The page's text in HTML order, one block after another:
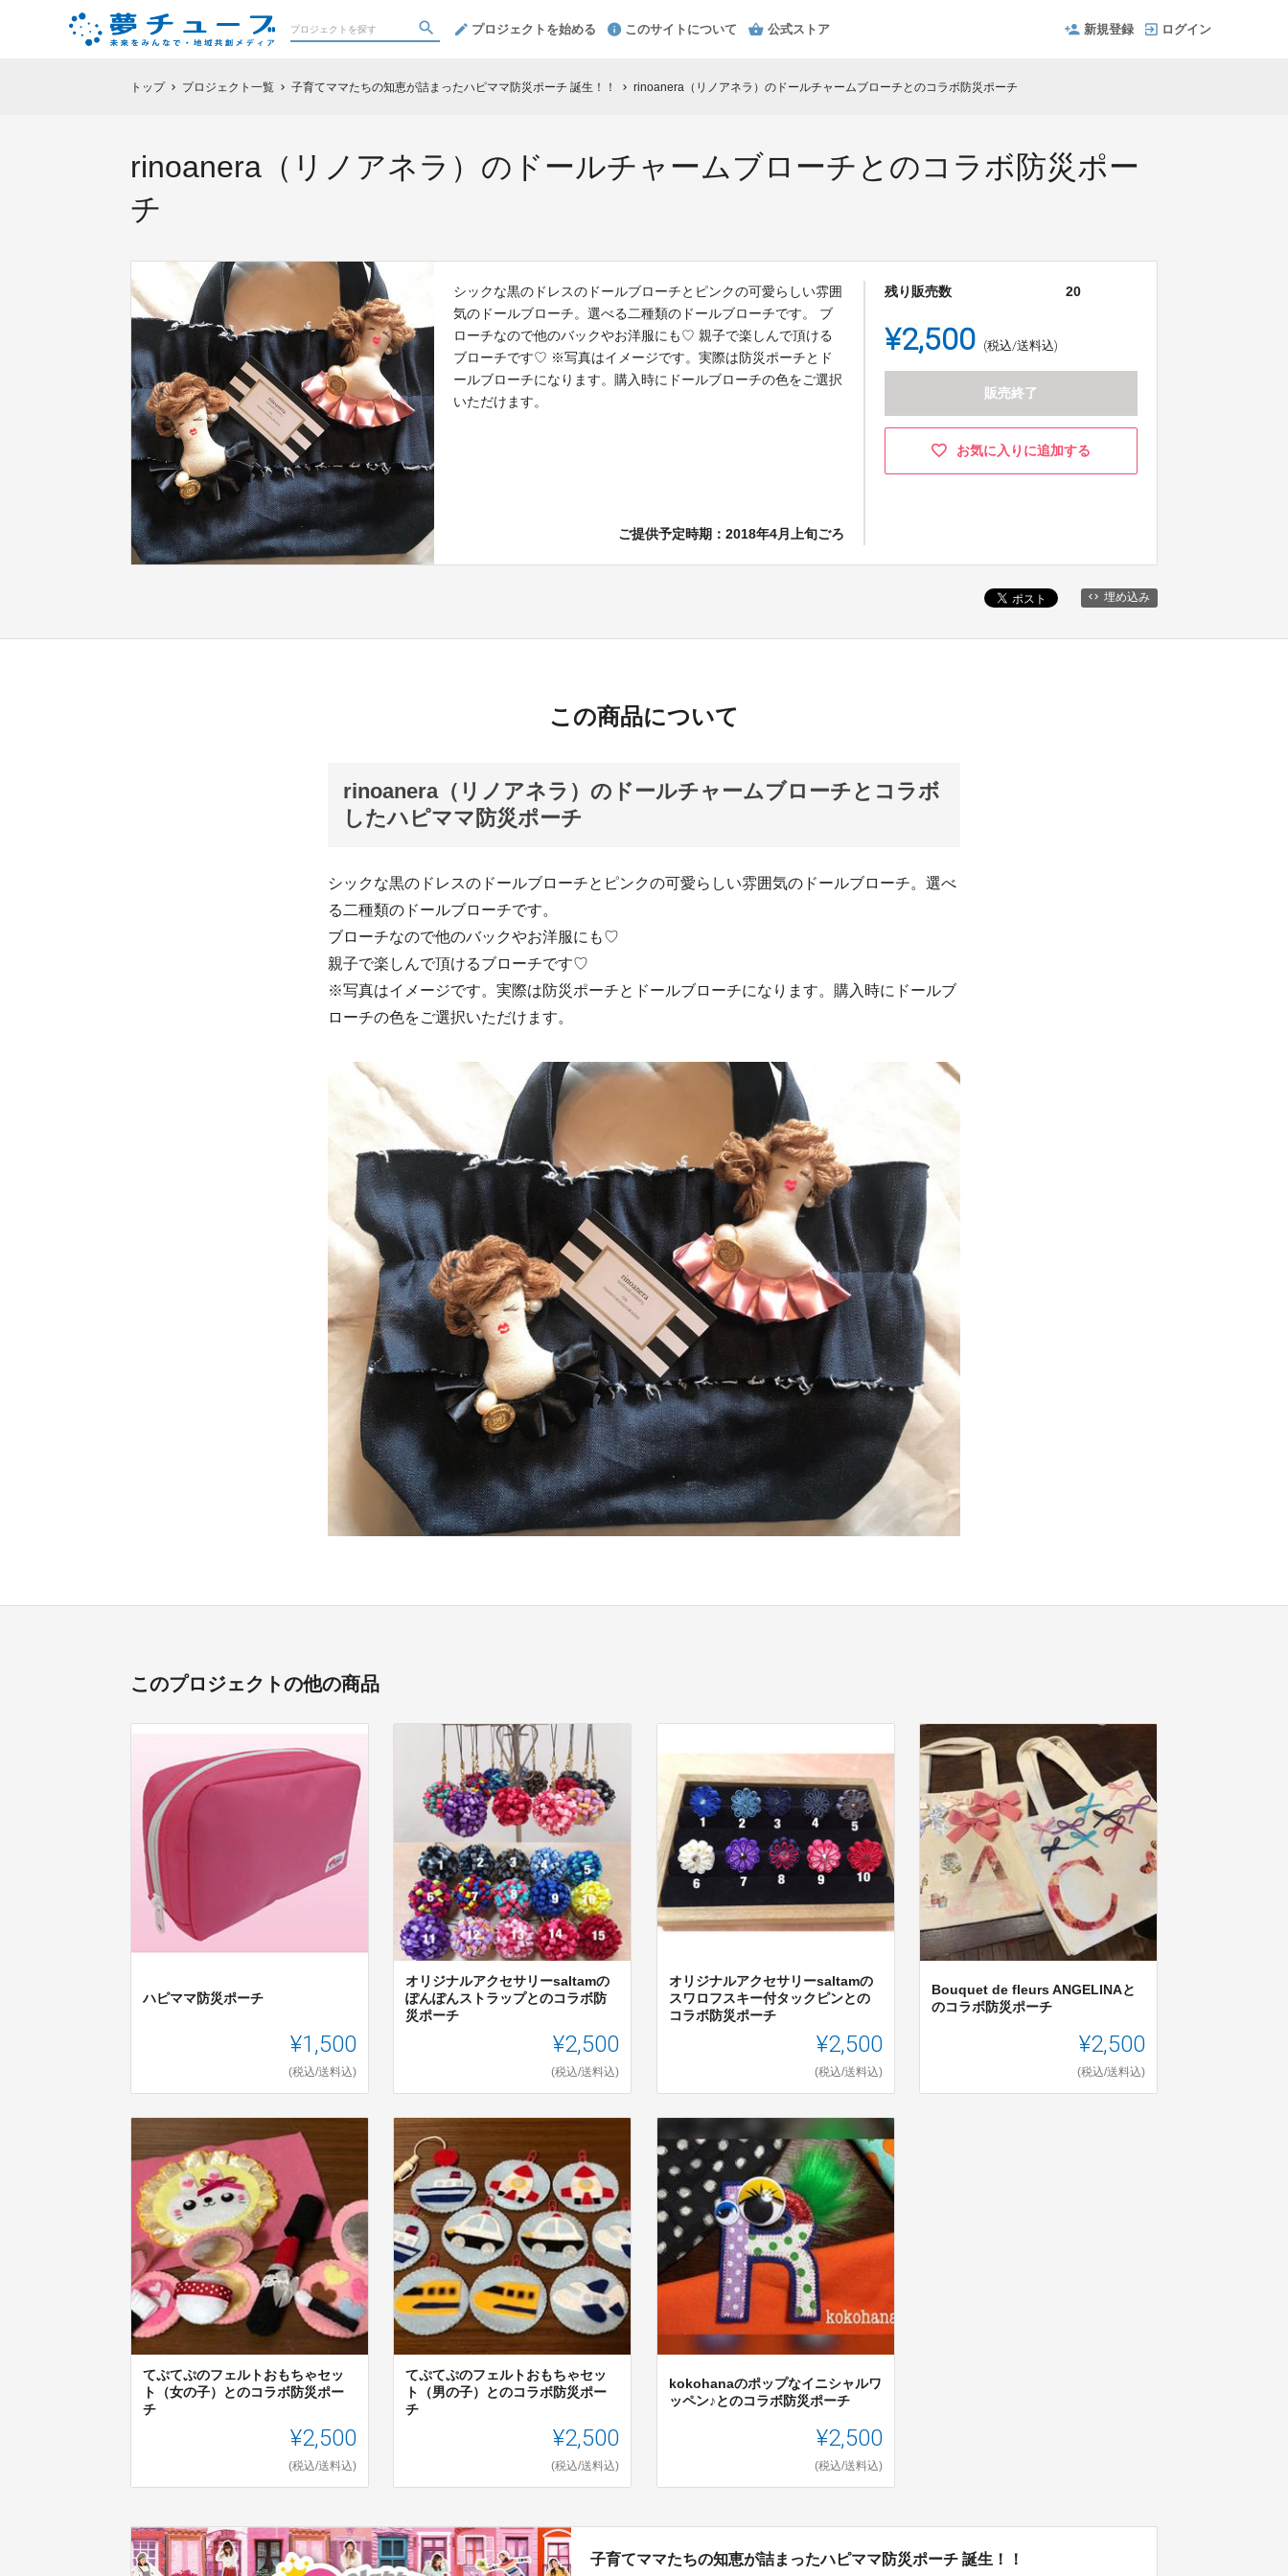
プロジェクトを始める このサイトについて 公式ストア 新規登録 ログイン
トップ chevron_right プロジェクト一覧 chevron_right 子育てママたちの知恵が詰まったハピママ防災ポーチ 誕生！！ chevron_right rinoanera（リノアネラ）のドールチャームブローチとのコラボ防災ポーチ
rinoanera（リノアネラ）のドールチャームブローチとのコラボ防災ポー
チ
シックな黒のドレスのドールブローチとピンクの可愛らしい雰囲
気のドールブローチ。選べる二種類のドールブローチです。 ブ
ローチなので他のバックやお洋服にも♡ 親子で楽しんで頂ける
ブローチです♡ ※写真はイメージです。実際は防災ポーチとド
ールブローチになります。購入時にドールブローチの色をご選択
いただけます。
ご提供予定時期：2018年4月上旬ごろ
残り販売数 20
¥2,500 (税込/送料込)
販売終了
お気に入りに追加する
埋め込み
この商品について
rinoanera（リノアネラ）のドールチャームブローチとコラボ
したハピママ防災ポーチ
シックな黒のドレスのドールブローチとピンクの可愛らしい雰囲気のドールブローチ。選べ
る二種類のドールブローチです。
ブローチなので他のバックやお洋服にも♡
親子で楽しんで頂けるブローチです♡
※写真はイメージです。実際は防災ポーチとドールブローチになります。購入時にドールブ
ローチの色をご選択いただけます。
このプロジェクトの他の商品
ハピママ防災ポーチ
¥1,500
(税込/送料込)
オリジナルアクセサリーsaltamの
ぽんぽんストラップとのコラボ防
災ポーチ
¥2,500
(税込/送料込)
オリジナルアクセサリーsaltamの
スワロフスキー付タックピンとの
コラボ防災ポーチ
¥2,500
(税込/送料込)
Bouquet de fleurs ANGELINAと
のコラボ防災ポーチ
¥2,500
(税込/送料込)
てぷてぷのフェルトおもちゃセッ
ト（女の子）とのコラボ防災ポー
チ
¥2,500
(税込/送料込)
てぷてぷのフェルトおもちゃセッ
ト（男の子）とのコラボ防災ポー
チ
¥2,500
(税込/送料込)
kokohanaのポップなイニシャルワ
ッペン♪とのコラボ防災ポーチ
¥2,500
(税込/送料込)
子育てママたちの知恵が詰まったハピママ防災ポーチ 誕生！！